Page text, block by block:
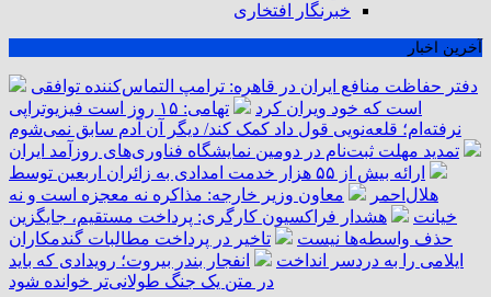
خبرنگار افتخاری
آخرین اخبار
دفتر حفاظت منافع ایران در قاهره: ترامپ التماس‌کننده توافقی
است که خود ویران کرد
تهامی: ۱۵ روز است فیزیوتراپی
نرفته‌ام؛ قلعه‌نویی قول داد کمک کند/ دیگر آن آدم سابق نمی‌شوم
تمدید مهلت ثبت‌نام در دومین نمایشگاه فناوری‌های روزآمد ایران
ارائه بیش از ۵۵ هزار خدمت امدادی به زائران اربعین توسط
هلال‌احمر
معاون وزیر خارجه: مذاکره نه معجزه است و نه
خیانت
هشدار فراکسیون کارگری: پرداخت مستقیم، جایگزین
حذف واسطه‌ها نیست
تاخیر در پرداخت مطالبات گندمکاران
ایلامی را به دردسر انداخت
انفجار بندر بیروت؛ رویدادی که باید
در متن یک جنگ طولانی‌تر خوانده شود